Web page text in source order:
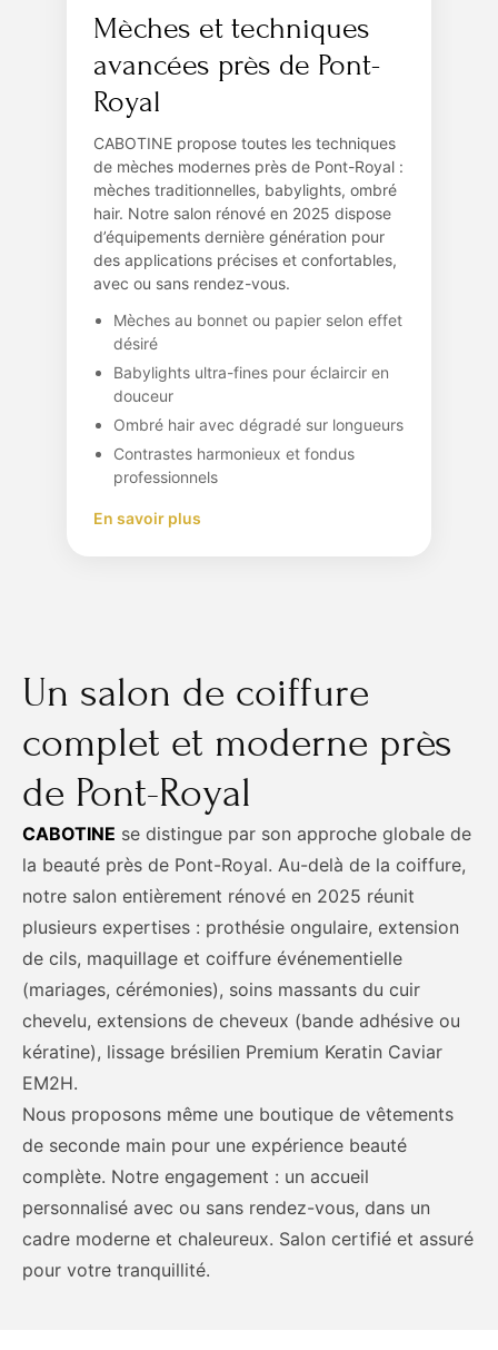
Mèches et techniques
avancées près de Pont-
Royal
CABOTINE propose toutes les techniques
de mèches modernes près de Pont-Royal :
mèches traditionnelles, babylights, ombré
hair. Notre salon rénové en 2025 dispose
d’équipements dernière génération pour
des applications précises et confortables,
avec ou sans rendez-vous.
Mèches au bonnet ou papier selon effet
désiré
Babylights ultra-fines pour éclaircir en
douceur
Ombré hair avec dégradé sur longueurs
Contrastes harmonieux et fondus
professionnels
En savoir plus
Un salon de coiffure
complet et moderne près
de Pont-Royal
CABOTINE se distingue par son approche globale de
la beauté près de Pont-Royal. Au-delà de la coiffure,
notre salon entièrement rénové en 2025 réunit
plusieurs expertises : prothésie ongulaire, extension
de cils, maquillage et coiffure événementielle
(mariages, cérémonies), soins massants du cuir
chevelu, extensions de cheveux (bande adhésive ou
kératine), lissage brésilien Premium Keratin Caviar
EM2H.
Nous proposons même une boutique de vêtements
de seconde main pour une expérience beauté
complète. Notre engagement : un accueil
personnalisé avec ou sans rendez-vous, dans un
cadre moderne et chaleureux. Salon certifié et assuré
pour votre tranquillité.